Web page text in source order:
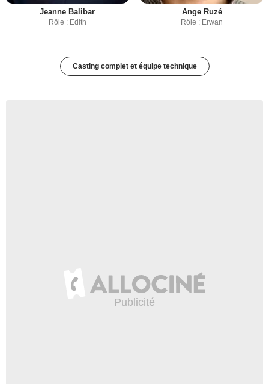
Jeanne Balibar
Rôle : Edith
Ange Ruzé
Rôle : Erwan
Casting complet et équipe technique